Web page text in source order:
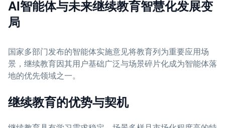
AI智能体与未来继续教育智慧化发展变
局
国家多部门发布的智能体实施意见将教育列为重要应用场
景，继续教育因其用户基础广泛与场景碎片化成为智能体落
地的优先领域之一。
继续教育的优势与契机